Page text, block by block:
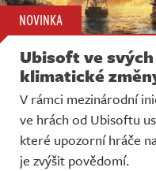
NOVINKA
Ubisoft ve
klimatické
V rámci mezinárodní
ve hrách od Ubisoftu
které upozorní hráče
je zvýšit povědomí.